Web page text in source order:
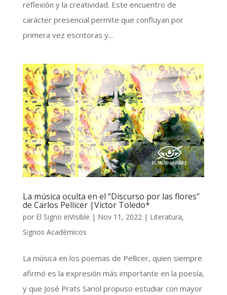
reflexión y la creatividad. Este encuentro de
carácter presencial permite que confluyan por
primera vez escritoras y...
La música oculta en el “Discurso por las flores”
de Carlos Pellicer |Víctor Toledo*
por El Signo inVisible | Nov 11, 2022| Literatura,
Signos Académicos
La música en los poemas de Pellicer, quien siempre
afirmó es la expresión más importante en la poesía,
y que José Prats Sariol propuso estudiar con mayor